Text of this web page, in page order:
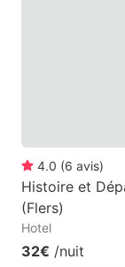
4.0 (6 avis)
Histoire et
(Flers)
Hotel
32€ /nuit